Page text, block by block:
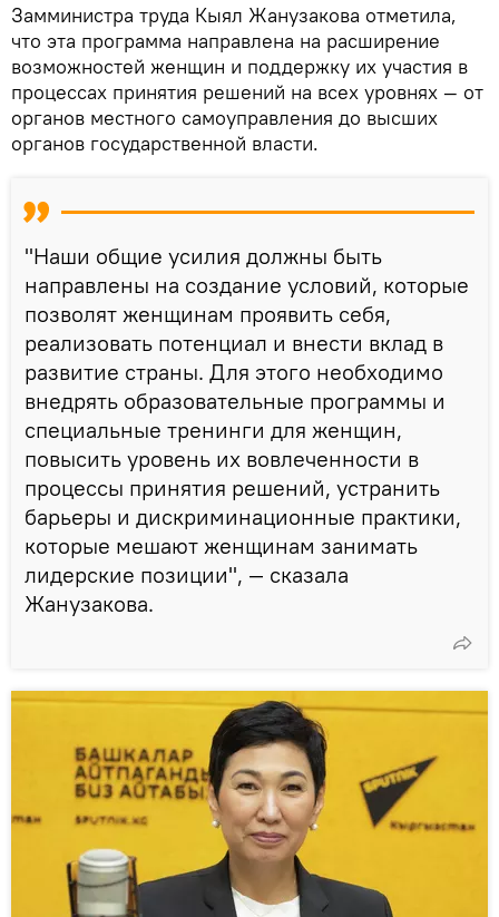
Замминистра труда Кыял Жанузакова отметила,
что эта программа направлена на расширение
возможностей женщин и поддержку их участия в
процессах принятия решений на всех уровнях — от
органов местного самоуправления до высших
органов государственной власти.
"Наши общие усилия должны быть
направлены на создание условий, которые
позволят женщинам проявить себя,
реализовать потенциал и внести вклад в
развитие страны. Для этого необходимо
внедрять образовательные программы и
специальные тренинги для женщин,
повысить уровень их вовлеченности в
процессы принятия решений, устранить
барьеры и дискриминационные практики,
которые мешают женщинам занимать
лидерские позиции", — сказала
Жанузакова.